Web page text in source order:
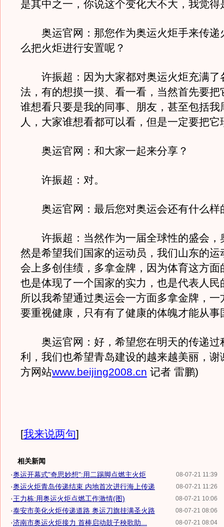
是其中之一，你说这个变化大不大，我觉得
奥运官网：那您作为奥运火炬手来传递
么把火炬进行安置呢？
许振超：因为大家都对奥运火炬充满了
法，有的想摸一摸、看一看，当然首先要把
谁想看只要是我的同事、朋友，甚至包括我
人，大家谁想看都可以看，但是一定要把它
奥运官网：和大家一起来分享？
许振超：对。
奥运官网：最后您对奥运会还有什么样
许振超：当然作为一届全球性的盛会，
然是希望我们国家的运动员，我们山东的运
会上多创佳绩，多拿金牌，因为体育这方面
也是体现了一个国家的实力，也是代表人民
所以我希望通过奥运会一方面多拿金牌，一
要重视健康，只有有了健康的体魄才能从事
奥运官网：好，希望您在明天的传递过
利，我们也希望青岛建设的越来越美丽，谢
方网站www.beijing2008.cn 记者 雷鹏)
[我来说两句]
相关新闻
08-07-21 11:39
·奥运开幕式"奇思妙想":用二踢脚点燃主火炬
08-07-21 11:26
·奥运火炬青岛传递结束 内地首次进行海上传递
08-07-21 10:06
·王力栋:用奥运火炬点燃工作激情(图)
08-07-21 08:06
·泰安市美化火炬传递道路 奥运刀旗挂满圣火路
08-07-21 08:04
·济南市奥运火炬接力 首棒启动鼓子秧歌助...